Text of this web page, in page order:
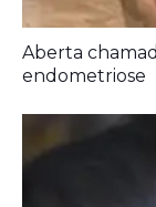
Aberta
endometriose